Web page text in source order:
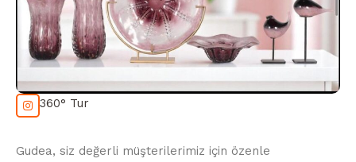
360° Tur
Gudea, siz değerli müşterilerimiz için özenle